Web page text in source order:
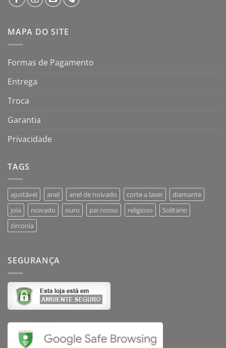
MAPA DO SITE
Formas de Pagamento
Entrega
Troca
Garantia
Privacidade
TAGS
ajustável anel anel de noivado corte a laser
diamante
joia
noivado ouro pai nosso religioso
Solitário
zirconia
SEGURANÇA